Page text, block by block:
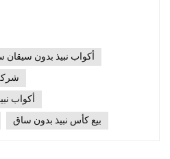
بفضل تصميمها البسيط
تجربة الشرب فحسب، بل تُبرز أيضًا
كأس نبيذ بدون ساق؟ بصفتنا
ساق؟كما يوحي الاسم، فإن كأس
بدون مقبض، ويوجد عادة في
وأكواب الكوكتيل، وما إلى
أكواب نبيذ بدون سيقان سعة 12 أونصة
أكواب
بيع كأس نبيذ بدون ساق